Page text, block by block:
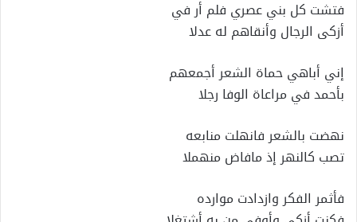
فتشت كل بني عصري فلم أر في
أزكى الرجال وأنقاهم له عدلا
إني أباهي حماة الشعر أجمعهم
بأحمد في مراعاة الوفا رجلا
نهضت بالشعر فانهلت منابعه
تصب كالنهر إذ مافاض منهملا
فأثمر الفكر وازدادت موارده